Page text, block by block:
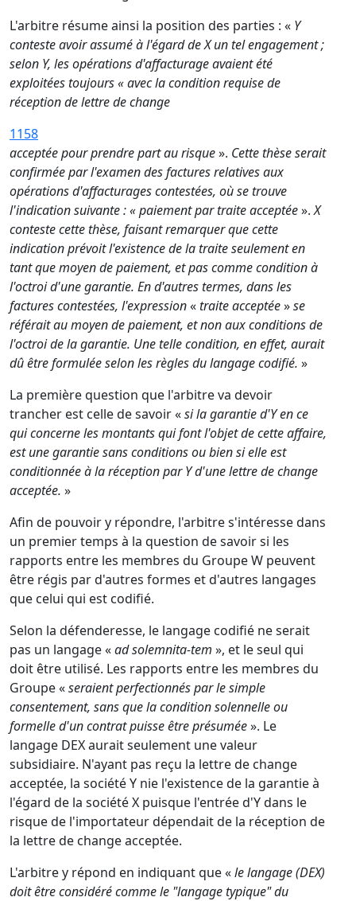
L'arbitre résume ainsi la position des parties : « Y
conteste avoir assumé à l'égard de X un tel engagement ;
selon Y, les opérations d'affacturage avaient été
exploitées toujours « avec la condition requise de
réception de lettre de change
1158
acceptée pour prendre part au risque». Cette thèse serait
confirmée par l'examen des factures relatives aux
opérations d'affacturages contestées, où se trouve
l'indication suivante : « paiement par traite acceptée».X
conteste cette thèse, faisant remarquer que cette
indication prévoit l'existence de la traite seulement en
tant que moyen de paiement, et pas comme condition à
l'octroi d'une garantie. En d'autres termes, dans les
factures contestées, l'expression«traite acceptée»se
référait au moyen de paiement, et non aux conditions de
l'octroi de la garantie. Une telle condition, en effet, aurait
dû être formulée selon les règles du langage codifié. »
La première question que l'arbitre va devoir
trancher est celle de savoir «si la garantie d'Y en ce
qui concerne les montants qui font l'objet de cette affaire,
est une garantie sans conditions ou bien si elle est
conditionnée à la réception par Y d'une lettre de change
acceptée. »
Afin de pouvoir y répondre, l'arbitre s'intéresse dans
un premier temps à la question de savoir si les
rapports entre les membres du Groupe W peuvent
être régis par d'autres formes et d'autres langages
que celui qui est codifié.
Selon la défenderesse, le langage codifié ne serait
pas un langage «ad solemnita-tem », et le seul qui
doit être utilisé. Les rapports entre les membres du
Groupe «seraient perfectionnés par le simple
consentement, sans que la condition solennelle ou
formelle d'un contrat puisse être présumée». Le
langage DEX aurait seulement une valeur
subsidiaire. N'ayant pas reçu la lettre de change
acceptée, la société Y nie l'existence de la garantie à
l'égard de la société X puisque l'entrée d'Y dans le
risque de l'importateur dépendait de la réception de
la lettre de change acceptée.
L'arbitre y répond en indiquant que «le langage (DEX)
doit être considéré comme le "langage typique" du